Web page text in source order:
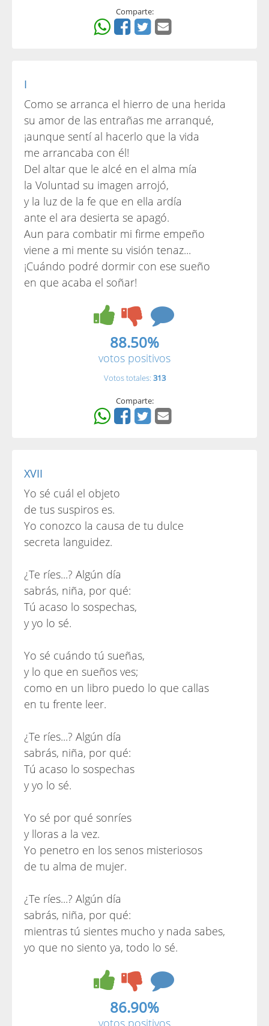
Comparte:
I
Como se arranca el hierro de una herida
su amor de las entrañas me arranqué,
¡aunque sentí al hacerlo que la vida
me arrancaba con él!
Del altar que le alcé en el alma mía
la Voluntad su imagen arrojó,
y la luz de la fe que en ella ardía
ante el ara desierta se apagó.
Aun para combatir mi firme empeño
viene a mi mente su visión tenaz...
¡Cuándo podré dormir con ese sueño
en que acaba el soñar!
88.50%
votos positivos
Votos totales: 313
Comparte:
XVII
Yo sé cuál el objeto
de tus suspiros es.
Yo conozco la causa de tu dulce
secreta languidez.
¿Te ríes...? Algún día
sabrás, niña, por qué:
Tú acaso lo sospechas,
y yo lo sé.
Yo sé cuándo tú sueñas,
y lo que en sueños ves;
como en un libro puedo lo que callas
en tu frente leer.
¿Te ríes...? Algún día
sabrás, niña, por qué:
Tú acaso lo sospechas
y yo lo sé.
Yo sé por qué sonríes
y lloras a la vez.
Yo penetro en los senos misteriosos
de tu alma de mujer.
¿Te ríes...? Algún día
sabrás, niña, por qué:
mientras tú sientes mucho y nada sabes,
yo que no siento ya, todo lo sé.
86.90%
votos positivos